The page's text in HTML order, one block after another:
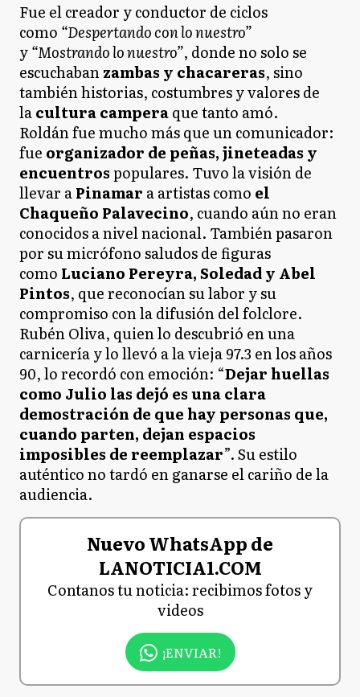
Fue el creador y conductor de ciclos
como “Despertando con lo nuestro”
y“Mostrando lo nuestro”, donde no solo se
escuchabanzambas y chacareras, sino
también historias, costumbres y valores de
lacultura camperaque tanto amó.
Roldán fue mucho más que un comunicador:
fue organizador de peñas, jineteadas y
encuentrospopulares. Tuvo la visión de
llevar aPinamar a artistas como el
Chaqueño Palavecino, cuando aún no eran
conocidos a nivel nacional. También pasaron
por su micrófono saludos de figuras
como Luciano Pereyra, Soledad y Abel
Pintos, que reconocían su labor y su
compromiso con la difusión del folclore.
Rubén Oliva, quien lo descubrió en una
carnicería y lo llevó a la vieja 97.3 en los años
90, lo recordó con emoción: “Dejar huellas
como Julio las dejó es una clara
demostración de que hay personas que,
cuando parten, dejan espacios
imposibles de reemplazar”. Su estilo
auténtico no tardó en ganarse el cariño de la
audiencia.
Nuevo WhatsApp de
LANOTICIA1.COM
Contanos tu noticia: recibimos fotos y
videos
¡ENVIAR!